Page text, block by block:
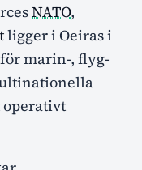
NATO,
ligger i Oeiras i
marin-, flyg-
operativt